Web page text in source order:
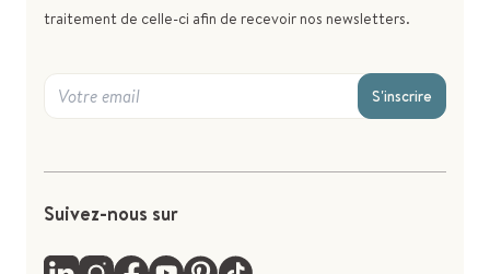
traitement de celle-ci afin de recevoir nos newsletters.
S'inscrire
Suivez-nous sur